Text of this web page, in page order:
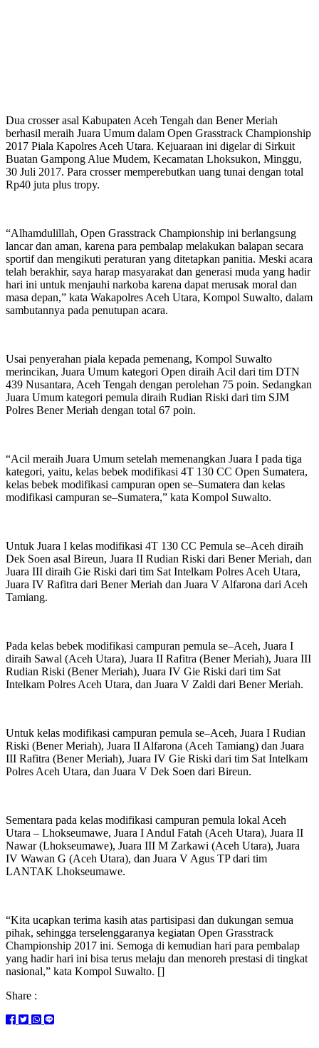
Dua crosser asal Kabupaten Aceh Tengah dan Bener Meriah
berhasil meraih Juara Umum dalam Open Grasstrack Championship
2017 Piala Kapolres Aceh Utara. Kejuaraan ini digelar di Sirkuit
Buatan Gampong Alue Mudem, Kecamatan Lhoksukon, Minggu,
30 Juli 2017. Para crosser memperebutkan uang tunai dengan total
Rp40 juta plus tropy.
“Alhamdulillah, Open Grasstrack Championship ini berlangsung
lancar dan aman, karena para pembalap melakukan balapan secara
sportif dan mengikuti peraturan yang ditetapkan panitia. Meski acara
telah berakhir, saya harap masyarakat dan generasi muda yang hadir
hari ini untuk menjauhi narkoba karena dapat merusak moral dan
masa depan,” kata Wakapolres Aceh Utara, Kompol Suwalto, dalam
sambutannya pada penutupan acara.
Usai penyerahan piala kepada pemenang, Kompol Suwalto
merincikan, Juara Umum kategori Open diraih Acil dari tim DTN
439 Nusantara, Aceh Tengah dengan perolehan 75 poin. Sedangkan
Juara Umum kategori pemula diraih Rudian Riski dari tim SJM
Polres Bener Meriah dengan total 67 poin.
“Acil meraih Juara Umum setelah memenangkan Juara I pada tiga
kategori, yaitu, kelas bebek modifikasi 4T 130 CC Open Sumatera,
kelas bebek modifikasi campuran open se–Sumatera dan kelas
modifikasi campuran se–Sumatera,” kata Kompol Suwalto.
Untuk Juara I kelas modifikasi 4T 130 CC Pemula se–Aceh diraih
Dek Soen asal Bireun, Juara II Rudian Riski dari Bener Meriah, dan
Juara III diraih Gie Riski dari tim Sat Intelkam Polres Aceh Utara,
Juara IV Rafitra dari Bener Meriah dan Juara V Alfarona dari Aceh
Tamiang.
Pada kelas bebek modifikasi campuran pemula se–Aceh, Juara I
diraih Sawal (Aceh Utara), Juara II Rafitra (Bener Meriah), Juara III
Rudian Riski (Bener Meriah), Juara IV Gie Riski dari tim Sat
Intelkam Polres Aceh Utara, dan Juara V Zaldi dari Bener Meriah.
Untuk kelas modifikasi campuran pemula se–Aceh, Juara I Rudian
Riski (Bener Meriah), Juara II Alfarona (Aceh Tamiang) dan Juara
III Rafitra (Bener Meriah), Juara IV Gie Riski dari tim Sat Intelkam
Polres Aceh Utara, dan Juara V Dek Soen dari Bireun.
Sementara pada kelas modifikasi campuran pemula lokal Aceh
Utara – Lhokseumawe, Juara I Andul Fatah (Aceh Utara), Juara II
Nawar (Lhokseumawe), Juara III M Zarkawi (Aceh Utara), Juara
IV Wawan G (Aceh Utara), dan Juara V Agus TP dari tim
LANTAK Lhokseumawe.
“Kita ucapkan terima kasih atas partisipasi dan dukungan semua
pihak, sehingga terselenggaranya kegiatan Open Grasstrack
Championship 2017 ini. Semoga di kemudian hari para pembalap
yang hadir hari ini bisa terus melaju dan menoreh prestasi di tingkat
nasional,” kata Kompol Suwalto. []
Share :